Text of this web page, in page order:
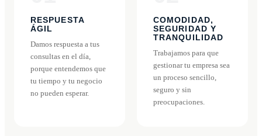
RESPUESTA
ÁGIL
Damos respuesta a tus
consultas en el día,
porque entendemos que
tu tiempo y tu negocio
no pueden esperar.
COMODIDAD,
SEGURIDAD Y
TRANQUILIDAD
Trabajamos para que
gestionar tu empresa sea
un proceso sencillo,
seguro y sin
preocupaciones.